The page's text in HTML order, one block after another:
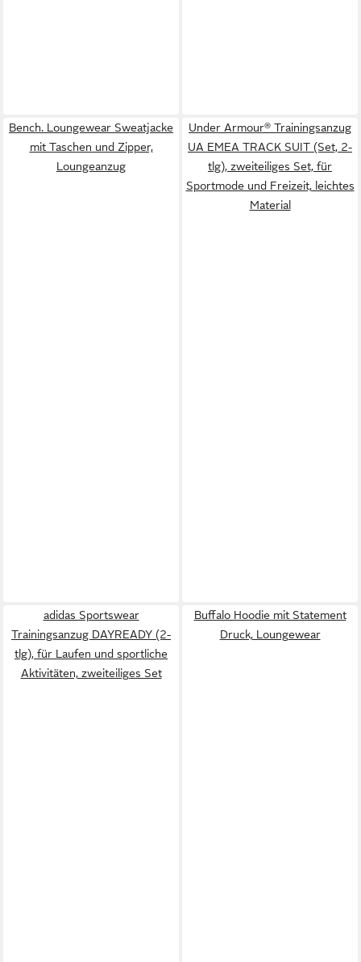
Bench. Loungewear Sweatjacke
mit Taschen und Zipper,
Loungeanzug
Under Armour® Trainingsanzug
UA EMEA TRACK SUIT (Set, 2-
tlg), zweiteiliges Set, für
Sportmode und Freizeit, leichtes
Material
adidas Sportswear
Trainingsanzug DAYREADY (2-
tlg), für Laufen und sportliche
Aktivitäten, zweiteiliges Set
Buffalo Hoodie mit Statement
Druck, Loungewear